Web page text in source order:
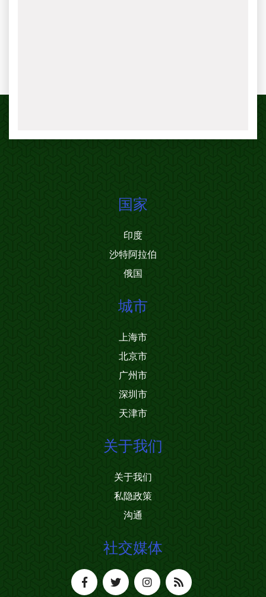
国家
印度
沙特阿拉伯
俄国
城市
上海市
北京市
广州市
深圳市
天津市
关于我们
关于我们
私隐政策
沟通
社交媒体